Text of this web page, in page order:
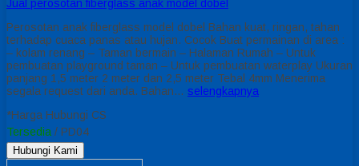
Jual perosotan fiberglass anak model dobel
Perosotan anak fiberglass model dobel Bahan kuat, ringan, tahan
terhadap cuaca panas atau hujan. Cocok Buat permainan di area :
– kolam renang – Taman bermain – Halaman Rumah – Untuk
pembuatan playground taman – Untuk pembuatan waterplay Ukuran
panjang 1,5 meter 2 meter dan 2,5 meter Tebal 4mm Menerima
segala request dari anda. Bahan… selengkapnya
*Harga Hubungi CS
Tersedia / PD04
Hubungi Kami